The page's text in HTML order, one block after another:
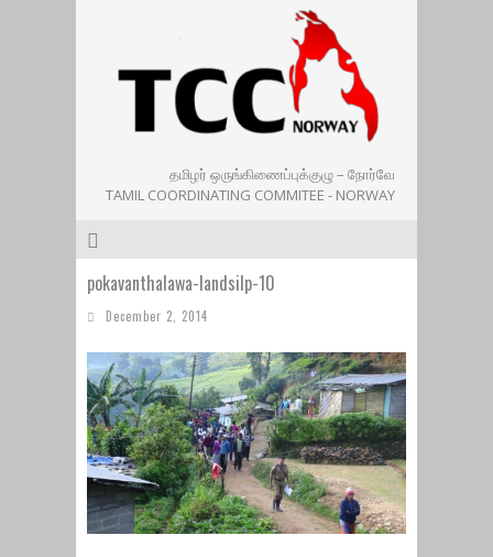
தமிழர் ஒருங்கிணைப்புக்குழு – நோர்வே
TAMIL COORDINATING COMMITEE - NORWAY
pokavanthalawa-landsilp-10
December 2, 2014